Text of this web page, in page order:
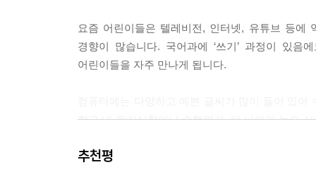
요즘 어린이들은 텔레비전, 인터넷, 유튜브 등에
경향이 많습니다. 국어과에 ‘쓰기’ 과정이 있
어린이들을 자주 만나게 됩니다.
학교 내 필기시험이나 수행평가, 더 나아가 논술
추천평